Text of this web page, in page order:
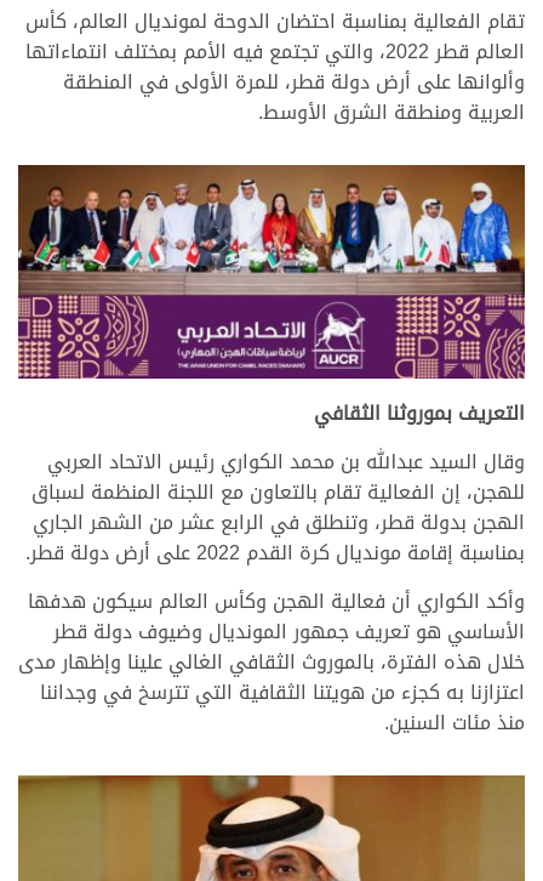
تقام الفعالية بمناسبة احتضان الدوحة لمونديال العالم، كأس
العالم قطر 2022، والتي تجتمع فيه الأمم بمختلف انتماءاتها
وألوانها على أرض دولة قطر، للمرة الأولى في المنطقة
العربية ومنطقة الشرق الأوسط.
التعريف بموروثنا الثقافي
وقال السيد عبدالله بن محمد الكواري رئيس الاتحاد العربي
للهجن، إن الفعالية تقام بالتعاون مع اللجنة المنظمة لسباق
الهجن بدولة قطر، وتنطلق في الرابع عشر من الشهر الجاري
بمناسبة إقامة مونديال كرة القدم 2022 على أرض دولة قطر.
وأكد الكواري أن فعالية الهجن وكأس العالم سيكون هدفها
الأساسي هو تعريف جمهور المونديال وضيوف دولة قطر
خلال هذه الفترة، بالموروث الثقافي الغالي علينا وإظهار مدى
اعتزازنا به كجزء من هويتنا الثقافية التي تترسخ في وجداننا
منذ مئات السنين.